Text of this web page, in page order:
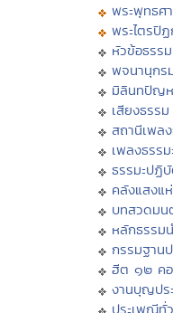
พระพุทธศ
พระไตรปิ
หัวข้อธรรม
พจนานุกร
มิลินทปัญ
เสียงธรรม
สถานีเพล
เพลงธรร
ธรรมะปฏิ
คลังแสงแ
บทสวดมน
หลักธรรม
กรรมฐาน
ฮีต ๑๒ ค
งานบุญปร